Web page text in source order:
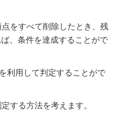
をすべて削除したとき、残
、条件を達成することがで
利用して判定することがで
する方法を考えます。